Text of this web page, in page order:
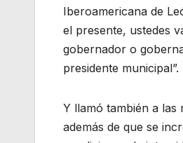
Iberoamericana de
el presente, ustedes
gobernador o
presidente municipal”.
Y llamó también a las
además de que se